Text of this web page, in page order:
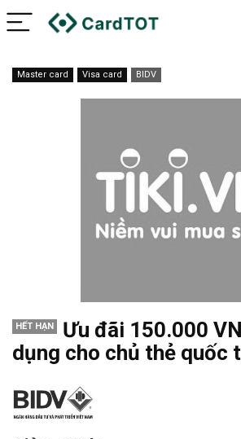
Master card Visa card BIDV
HẾT HẠN
Ưu đãi 150.000
dụng cho chủ thẻ quốc